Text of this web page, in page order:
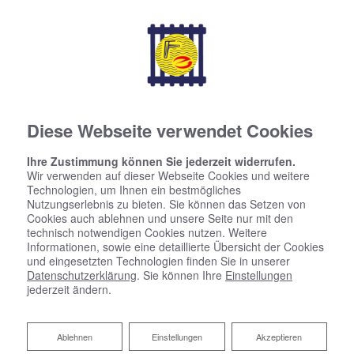
seit über 95 Jahren
Diese Webseite verwendet Cookies
Ihre Zustimmung können Sie jederzeit widerrufen.
Wir verwenden auf dieser Webseite Cookies und weitere
Technologien, um Ihnen ein bestmögliches
Nutzungserlebnis zu bieten. Sie können das Setzen von
Cookies auch ablehnen und unsere Seite nur mit den
technisch notwendigen Cookies nutzen. Weitere
Informationen, sowie eine detaillierte Übersicht der Cookies
und eingesetzten Technologien finden Sie in unserer
Datenschutzerklärung. Sie können Ihre Einstellungen
jederzeit ändern.
Akzeptieren
Einstellungen
Ablehnen
Ablehnen